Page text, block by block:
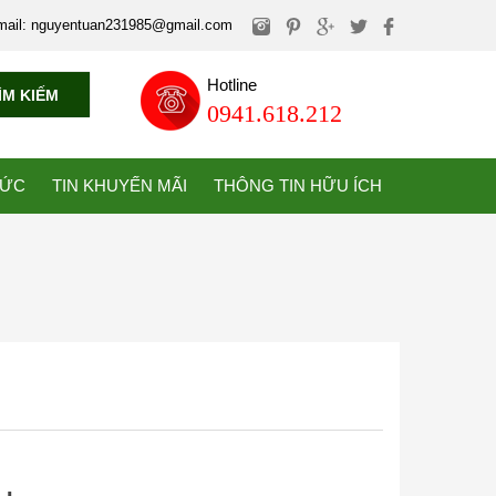
nguyentuan231985@gmail.com
KIẾM
Hotline
0941.618.212
TIN KHUYẾN MÃI THÔNG TIN HỮU ÍCH